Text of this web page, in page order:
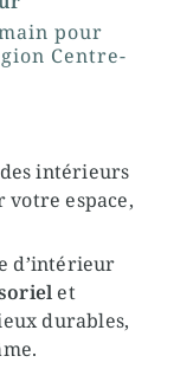
pour
Centre-
intérieurs
votre espace,
d’intérieur
et
durables,